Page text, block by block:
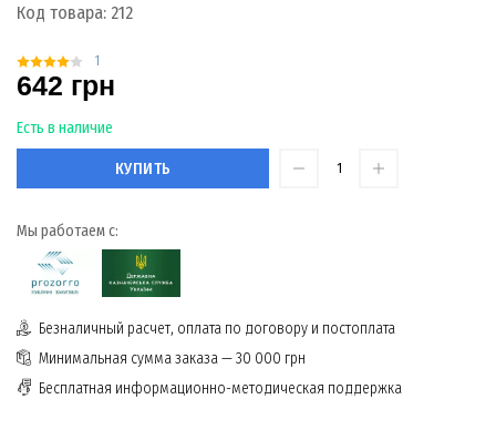
Код товара: 212
1
642 грн
Есть в наличие
КУПИТЬ
Мы работаем с:
Безналичный расчет, оплата по договору и постоплата
Минимальная сумма заказа — 30 000 грн
Бесплатная информационно-методическая поддержка